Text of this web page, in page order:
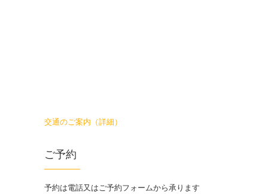
交通のご案内（詳細）
ご予約
予約は電話又はご予約フォームから承ります